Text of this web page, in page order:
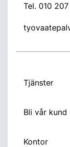
Tel. 010 207
Tjänster
Bli vår kund
Kontor